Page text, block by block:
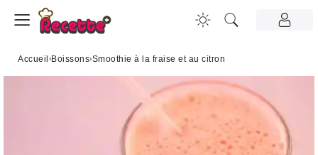
Accueil ›Boissons›Smoothie à la fraise et au citron